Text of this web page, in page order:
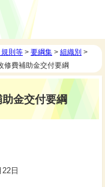
則等 > 要綱集 > 組織別 >
修費補助金交付要綱
金交付要綱
日